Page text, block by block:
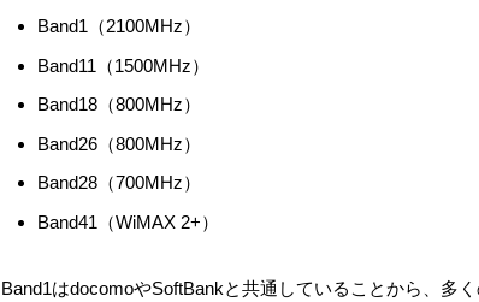
Band1（2100MHz）
Band11（1500MHz）
Band18（800MHz）
Band26（800MHz）
Band28（700MHz）
Band41（WiMAX 2+）
Band1はdocomoやSoftBankと共通していることから、多